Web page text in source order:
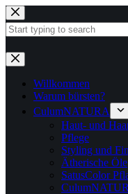
Zum
Inhalt
springen
Keine
Ergebnisse
Willkommen
Warum bürsten?
CulumNATURA
Haut- und
Pflege
Styling und
Ätherische Öle
SatusColor